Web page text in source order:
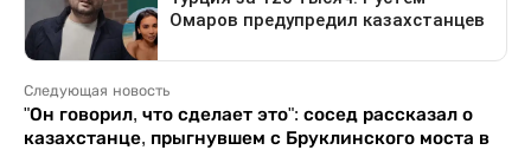
Следующая новость
"Он говорил, что сделает это": сосед рассказал о
казахстанце, прыгнувшем с Бруклинского моста в